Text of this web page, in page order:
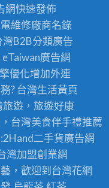
網快速發佈
維修廠商名錄
灣B2B分類廣告
eTaiwan廣告網
優化增加外連
? 台灣生活黃頁
旅遊 ，旅遊好康
台灣美食伴手禮推薦
二手貨廣告網
灣加盟創業網
，歡迎到 台灣花網